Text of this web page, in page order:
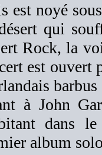
est noyé
qui
Rock, la
est ouvert
à John
dans
album